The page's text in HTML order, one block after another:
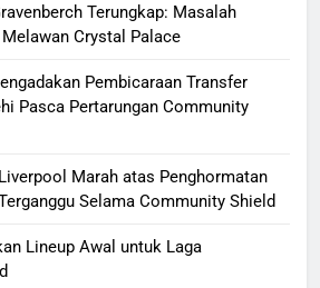
Terungkap: Masalah
Crystal Palace
Pembicaraan Transfer
Pasca Pertarungan Community
Marah atas Penghormatan
Selama Community Shield
Lineup Awal untuk Laga